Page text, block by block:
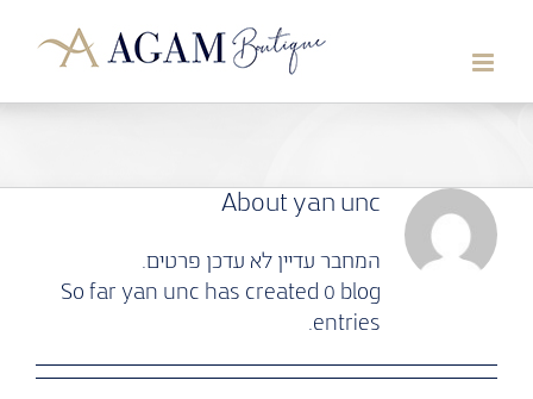
About yan unc
המחבר עדיין לא עדכן פרטים.
So far yan unc has created 0 blog
entries.